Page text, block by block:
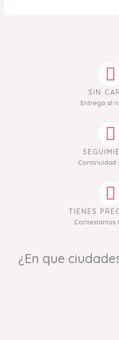
SIN
Entrega al
Continuidad
TIENES
Contestamos
¿En que